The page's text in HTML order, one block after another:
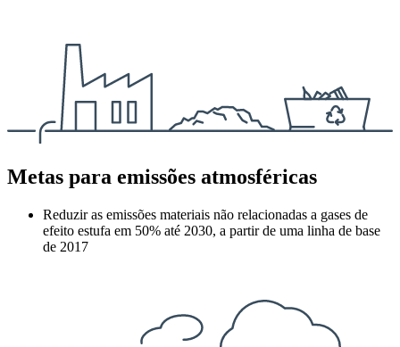
Metas para emissões atmosféricas
Reduzir as emissões materiais não relacionadas a gases de
efeito estufa em 50% até 2030, a partir de uma linha de base
de 2017